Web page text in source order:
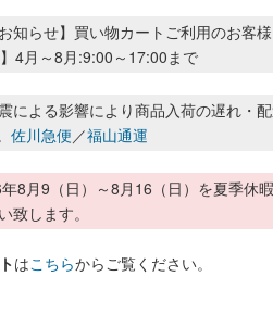
知らせ】買い物カートご利用のお客
4月～8月:9:00～17:00まで
による影響により商品入荷の遅れ・
佐川急便／福山通運
8月9（日）～8月16（日）を夏季休
致します。
はこちらからご覧ください。